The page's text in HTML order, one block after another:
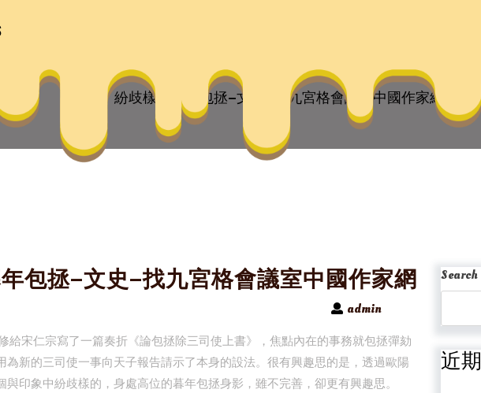
的暮年包拯–文史–找九宮格會
your dreams, as they are the children of your soul, the blueprints of your
紛歧樣的暮年包拯–文史–找九宮格會議室中國作家網
包拯–文史–找九宮格會議室中國作家網
admin
給宋仁宗寫了一篇奏折《論包拯除三司使上書》，焦點內在的事務就包拯彈劾
為新的三司使一事向天子報告請示了本身的設法。很有興趣思的是，透過歐陽
印象中紛歧樣的，身處高位的暮年包拯身影，雖不完善，卻更有興趣思。
Search
近